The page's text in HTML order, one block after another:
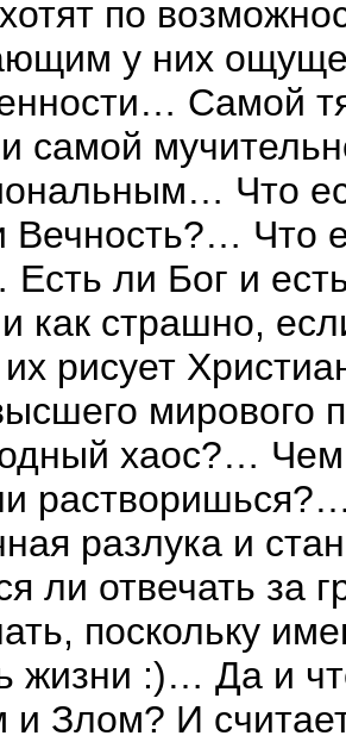
по
у них
Самой
самой
Что
Вечность?… Что
Есть ли Бог и
и как страшно,
рисует
мирового
хаос?…
разлука и
ли отвечать за
поскольку
жизни :)… Да и
и Злом? И